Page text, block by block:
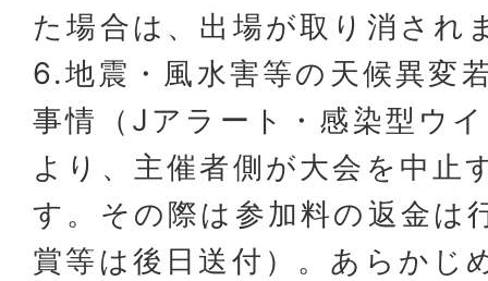
た場合は、出場が取り消され
6.地震・風水害等の天候異変
事情（Jアラート・感染型ウ
より、主催者側が大会を中止
す。その際は参加料の返金は
賞等は後日送付）。あらかじ